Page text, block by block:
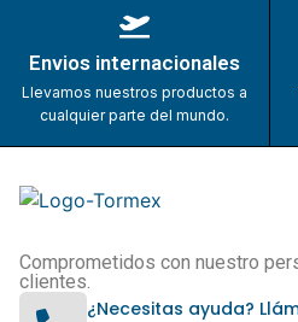
Envios internacionales
Llevamos nuestros productos a
cualquier parte del mundo.
Comprometidos con nuestro
clientes.
¿Necesitas ayuda?